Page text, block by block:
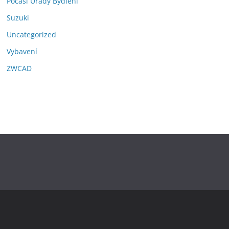
Suzuki
Uncategorized
Vybavení
ZWCAD